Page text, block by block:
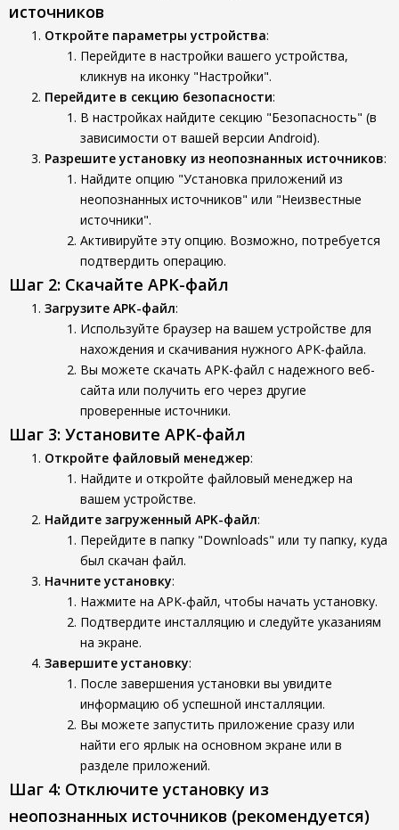
источников
Откройте параметры устройства:
Перейдите в настройки вашего устройства,
кликнув на иконку "Настройки".
Перейдите в секцию безопасности:
В настройках найдите секцию "Безопасность" (в
зависимости от вашей версии Android).
Разрешите установку из неопознанных источников:
Найдите опцию "Установка приложений из
неопознанных источников" или "Неизвестные
источники".
Активируйте эту опцию. Возможно, потребуется
подтвердить операцию.
Шаг 2: Скачайте APK-файл
Загрузите APK-файл:
Используйте браузер на вашем устройстве для
нахождения и скачивания нужного APK-файла.
Вы можете скачать APK-файл с надежного веб-
сайта или получить его через другие
проверенные источники.
Шаг 3: Установите APK-файл
Откройте файловый менеджер:
Найдите и откройте файловый менеджер на
вашем устройстве.
Найдите загруженный APK-файл:
Перейдите в папку "Downloads" или ту папку, куда
был скачан файл.
Начните установку:
Нажмите на APK-файл, чтобы начать установку.
Подтвердите инсталляцию и следуйте указаниям
на экране.
Завершите установку:
После завершения установки вы увидите
информацию об успешной инсталляции.
Вы можете запустить приложение сразу или
найти его ярлык на основном экране или в
разделе приложений.
Шаг 4: Отключите установку из
неопознанных источников (рекомендуется)